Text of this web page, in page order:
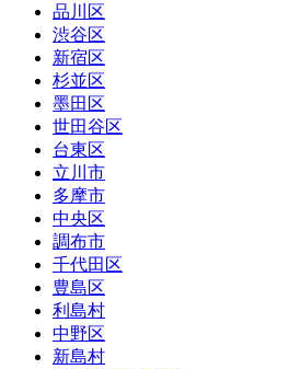
品川区
渋谷区
新宿区
杉並区
墨田区
世田谷区
台東区
立川市
多摩市
中央区
調布市
千代田区
豊島区
利島村
中野区
新島村